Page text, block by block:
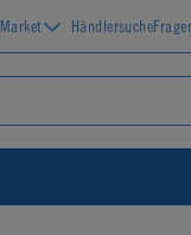
Händlersuche